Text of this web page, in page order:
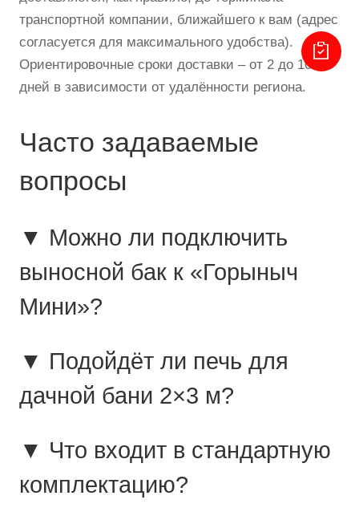
транспортной компании, ближайшего к вам (адрес
согласуется для максимального удобства).
Ориентировочные сроки доставки – от 2 до 10
дней в зависимости от удалённости региона.
Часто задаваемые
вопросы
▼ Можно ли подключить
выносной бак к «Горыныч
Мини»?
▼ Подойдёт ли печь для
дачной бани 2×3 м?
▼ Что входит в стандартную
комплектацию?